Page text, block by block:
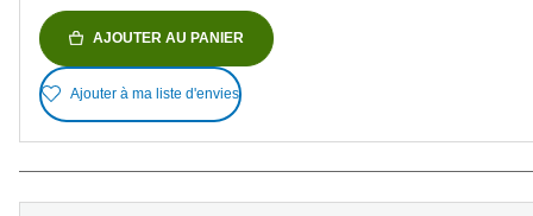
AJOUTER AU PANIER
Ajouter à ma liste d'envies